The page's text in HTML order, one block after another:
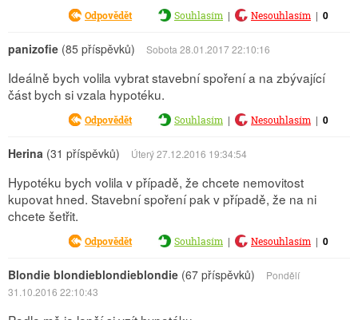
Odpovědět Souhlasím | Nesouhlasím | 0
panizofie (85 příspěvků) Sobota 28.01.2017 22:10:16
Ideálně bych volila vybrat stavební spoření a na zbývající
část bych si vzala hypotéku.
Odpovědět Souhlasím | Nesouhlasím | 0
Herina (31 příspěvků) Úterý 27.12.2016 19:34:54
Hypotéku bych volila v případě, že chcete nemovitost
kupovat hned. Stavební spoření pak v případě, že na ni
chcete šetřit.
Odpovědět Souhlasím | Nesouhlasím | 0
Blondie blondieblondieblondie (67 příspěvků)
Pondělí
31.10.2016 22:10:43